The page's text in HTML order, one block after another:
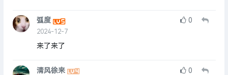
弧度
2024-12-7
0
来了来了
清风徐来 0